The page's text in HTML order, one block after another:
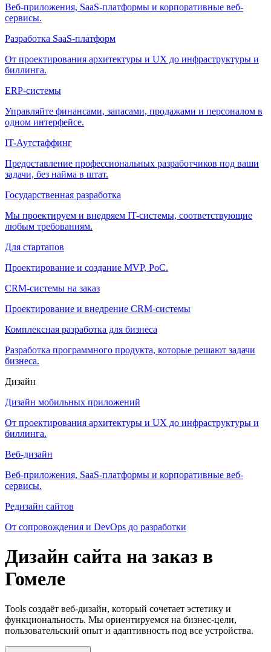
Веб-приложения, SaaS-платформы и корпоративные веб-
сервисы.
Разработка SaaS-платформ
От проектирования архитектуры и UX до инфраструктуры и
биллинга.
ERP-системы
Управляйте финансами, запасами, продажами и персоналом в
одном интерфейсе.
IT-Аутстаффинг
Предоставление профессиональных разработчиков под ваши
задачи, без найма в штат.
Государственная разработка
Мы проектируем и внедряем IT-системы, соответствующие
любым требованиям.
Для стартапов
Проектирование и создание MVP, PoC.
CRM-системы на заказ
Проектирование и внедрение CRM-системы
Комплексная разработка для бизнеса
Разработка программного продукта, которые решают задачи
бизнеса.
Дизайн
Дизайн мобильных приложений
От проектирования архитектуры и UX до инфраструктуры и
биллинга.
Веб-дизайн
Веб-приложения, SaaS-платформы и корпоративные веб-
сервисы.
Редизайн сайтов
От сопровождения и DevOps до разработки
Дизайн сайта на заказ в
Гомеле
Tools создаёт веб-дизайн, который сочетает эстетику и
функциональность. Мы ориентируемся на бизнес-цели,
пользовательский опыт и адаптивность под все устройства.